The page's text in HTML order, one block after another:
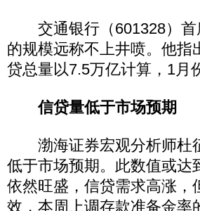
交通银行（601328）首
的规模远称不上井喷。他
贷总量以7.5万亿计算，1月
信贷量低于市场预期
渤海证券宏观分析师杜
低于市场预期。此数值或达
依然旺盛，信贷需求高涨，
效，本周上调存款准备金率